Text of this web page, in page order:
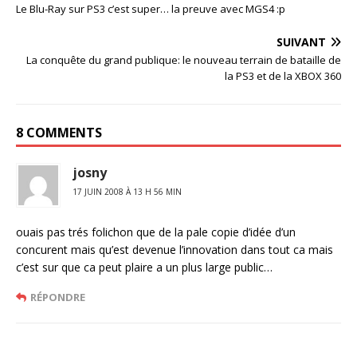
Le Blu-Ray sur PS3 c’est super… la preuve avec MGS4 :p
SUIVANT
La conquête du grand publique: le nouveau terrain de bataille de
la PS3 et de la XBOX 360
8 COMMENTS
josny
17 JUIN 2008 À 13 H 56 MIN
ouais pas trés folichon que de la pale copie d’idée d’un
concurent mais qu’est devenue l’innovation dans tout ca mais
c’est sur que ca peut plaire a un plus large public…
RÉPONDRE